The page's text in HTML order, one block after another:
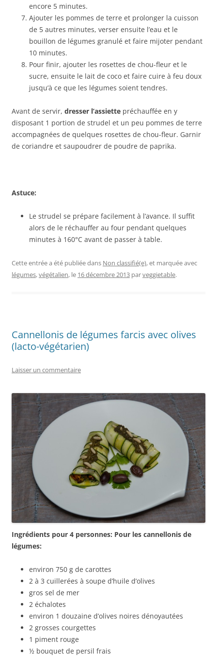
encore 5 minutes.
Ajouter les pommes de terre et prolonger la cuisson
de 5 autres minutes, verser ensuite l’eau et le
bouillon de légumes granulé et faire mijoter pendant
10 minutes.
Pour finir, ajouter les rosettes de chou-fleur et le
sucre, ensuite le lait de coco et faire cuire à feu doux
jusqu’à ce que les légumes soient tendres.
Avant de servir, dresser l’assiette préchauffée en y
disposant 1 portion de strudel et un peu pommes de terre
accompagnées de quelques rosettes de chou-fleur. Garnir
de coriandre et saupoudrer de poudre de paprika.
Astuce:
Le strudel se prépare facilement à l’avance. Il suffit
alors de le réchauffer au four pendant quelques
minutes à 160°C avant de passer à table.
Cette entrée a été publiée dans Non classifié(e), et marquée avec
légumes,végétalien, le 16 décembre 2013 parveggietable.
Cannellonis de légumes farcis avec olives
(lacto-végétarien)
Laisser un commentaire
Ingrédients pour 4 personnes: Pour les cannellonis de
légumes:
environ 750 g de carottes
2 à 3 cuillerées à soupe d’huile d’olives
gros sel de mer
2 échalotes
environ 1 douzaine d’olives noires dénoyautées
2 grosses courgettes
1 piment rouge
½ bouquet de persil frais